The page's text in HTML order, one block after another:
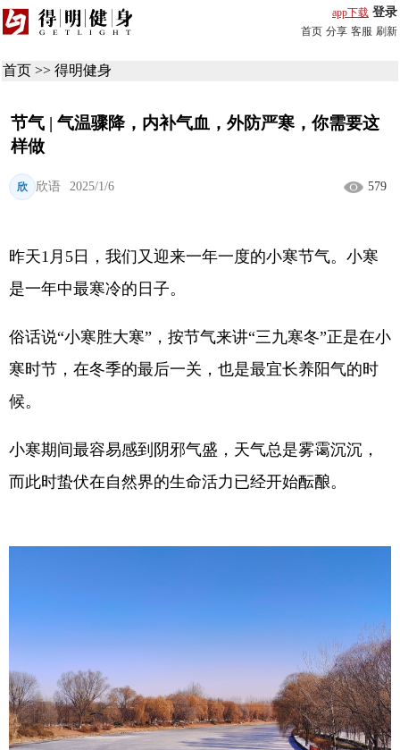
app下载 登录
首页 分享 客服 刷新
首页 >> 得明健身
节气 | 气温骤降，内补气血，外防严寒，你需要这
样做
欣 欣语 2025/1/6 579
昨天1月5日，我们又迎来一年一度的小寒节气。小寒
是一年中最寒冷的日子。
俗话说“小寒胜大寒”，按节气来讲“三九寒冬”正是在小
寒时节，在冬季的最后一关，也是最宜长养阳气的时
候。
小寒期间最容易感到阴邪气盛，天气总是雾霭沉沉，
而此时蛰伏在自然界的生命活力已经开始酝酿。